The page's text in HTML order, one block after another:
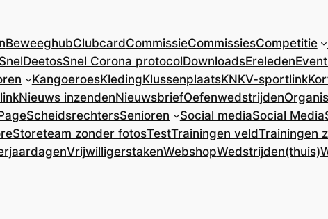
BeweeghubClubcardCommissieCommissiesCompetitie
DeetosSnel Corona protocolDownloadsEreleden
KangoeroesKledingKlussenplaatsKNKV-sportlink
Nieuws inzendenNieuwsbriefOefenwedstrijden
ScheidsrechtersSenioren Social mediaSocial Media
Storeteam zonder fotosTestTrainingen veldTrainingen
VrijwilligerstakenWebshopWedstrijden(thuis)